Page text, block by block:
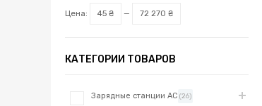
Цена: 45 ₴ — 72 270 ₴
КАТЕГОРИИ ТОВАРОВ
Зарядные станции AC (26)